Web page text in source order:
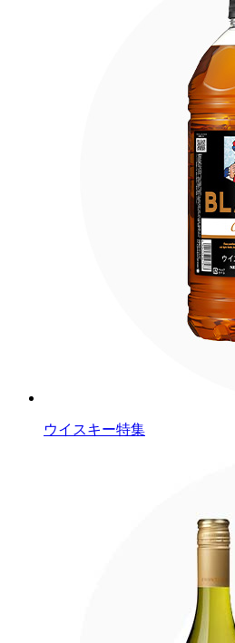
ウイスキー特集